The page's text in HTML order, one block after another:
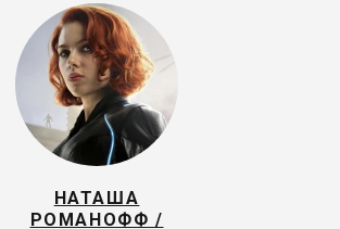
НАТАША
РОМАНОФФ /